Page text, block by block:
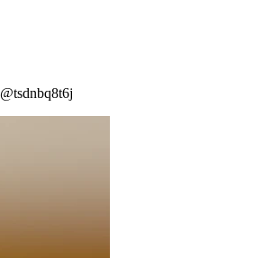
@tsdnbq8t6j